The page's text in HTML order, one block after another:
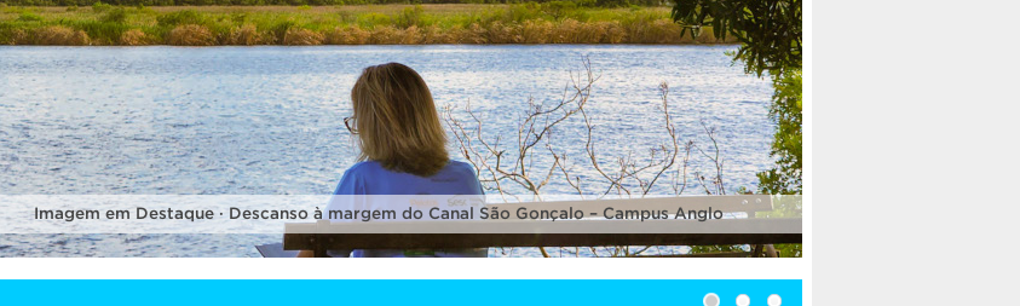
Imagem em Destaque · Descanso à margem do Canal São Gonçalo – Campus Anglo